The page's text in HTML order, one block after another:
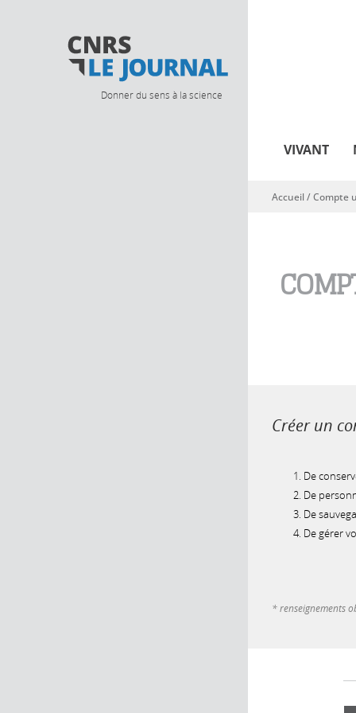
Donner du sens à la science
VIVANT
Vous êtes ici
Accueil/Compte
Créer un
De
De
De
De gérer
* renseignements